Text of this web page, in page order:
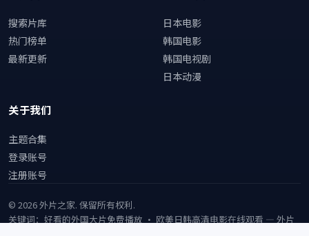
搜索片库
热门榜单
最新更新
日本电影
韩国电影
韩国电视剧
日本动漫
关于我们
主题合集
登录账号
注册账号
© 2026外片之家. 保留所有权利.
关键词：好看的外国大片免费播放 · 欧美日韩高清电影在线观看 — 外片